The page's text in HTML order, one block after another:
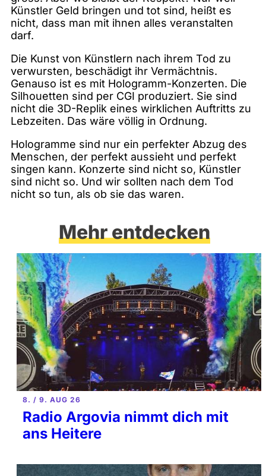
Künstler Geld bringen und tot sind, heißt es
nicht, dass man mit ihnen alles veranstalten
darf.
Die Kunst von Künstlern nach ihrem Tod zu
verwursten, beschädigt ihr Vermächtnis.
Genauso ist es mit Hologramm-Konzerten. Die
Silhouetten sind per CGI produziert. Sie sind
nicht die 3D-Replik eines wirklichen Auftritts zu
Lebzeiten. Das wäre völlig in Ordnung.
Hologramme sind nur ein perfekter Abzug des
Menschen, der perfekt aussieht und perfekt
singen kann. Konzerte sind nicht so, Künstler
sind nicht so. Und wir sollten nach dem Tod
nicht so tun, als ob sie das waren.
Mehr entdecken
8. / 9. AUG 26
Radio Argovia nimmt dich mit
ans Heitere